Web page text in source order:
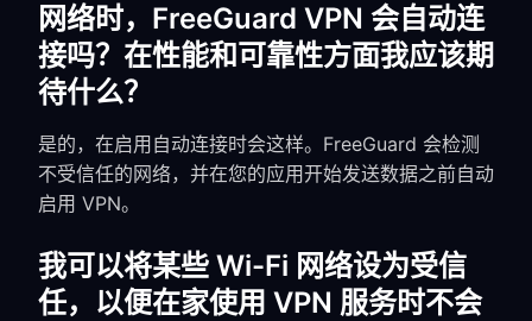
网络时，FreeGuard VPN 会自动连
接吗？在性能和可靠性方面我应该期
待什么？
是的，在启用自动连接时会这样。FreeGuard 会检测
不受信任的网络，并在您的应用开始发送数据之前自动
启用 VPN。
我可以将某些 Wi-Fi 网络设为受信
任，以便在家使用 VPN 服务时不会